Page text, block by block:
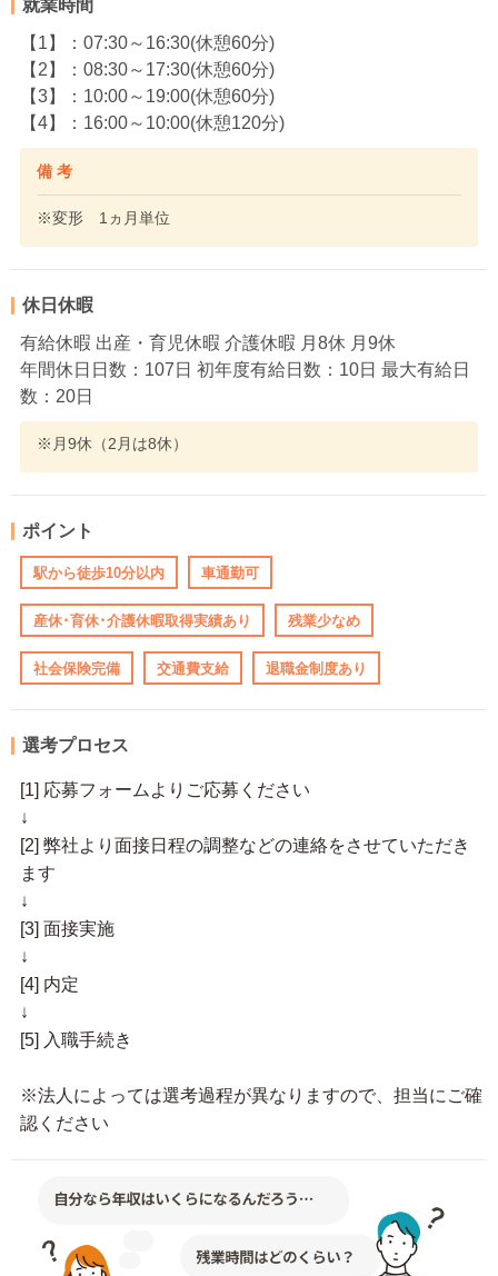
就業時間
【1】：07:30～16:30(休憩60分)
【2】：08:30～17:30(休憩60分)
【3】：10:00～19:00(休憩60分)
【4】：16:00～10:00(休憩120分)
備 考
※変形 1ヵ月単位
休日休暇
有給休暇 出産・育児休暇 介護休暇 月8休 月9休
年間休日日数：107日 初年度有給日数：10日 最大有給日
数：20日
※月9休（2月は8休）
ポイント
駅から徒歩10分以内 車通勤可
産休･育休･介護休暇取得実績あり 残業少なめ
社会保険完備 交通費支給 退職金制度あり
選考プロセス
[1] 応募フォームよりご応募ください
↓
[2] 弊社より面接日程の調整などの連絡をさせていただき
ます
↓
[3] 面接実施
↓
[4] 内定
↓
[5] 入職手続き
※法人によっては選考過程が異なりますので、担当にご確
認ください